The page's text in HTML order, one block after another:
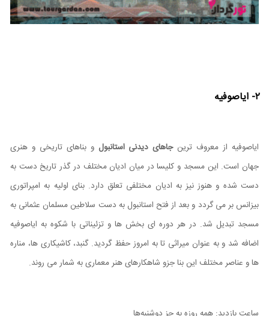
۲- ایاصوفیه
ایاصوفیه از معروف ترینجاهای دیدنی استانبول و بناهای تاریخی و هنری
جهان است. این مسجد و کلیسا در میان ادیان مختلف در گذر تاریخ دست به
دست شده و هنوز نیز به ادیان مختلفی تعلق دارد. بنای اولیه به امپراتوری
بیزانس بر می گردد و بعد از فتح استانبول به دست سلاطین مسلمان عثمانی به
مسجد تبدیل شد. در هر دوره ای بخش ها و تزئیناتی با شکوه به ایاصوفیه
اضافه شد و به عنوان میراثی تا به امروز حفظ گردید. گنبد، کاشیکاری ها، مناره
ها و عناصر مختلف این بنا جزو شاهکارهای هنر معماری به شمار می روند.